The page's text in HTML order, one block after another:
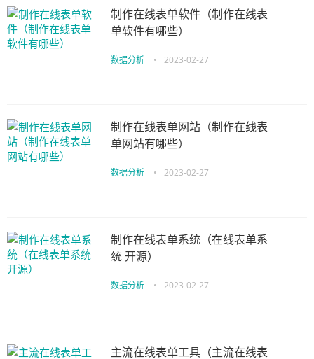
制作在线表单软件（制作在线表
单软件有哪些）
数据分析 • 2023-02-27
制作在线表单网站（制作在线表
单网站有哪些）
数据分析 • 2023-02-27
制作在线表单系统（在线表单系
统 开源）
数据分析 • 2023-02-27
主流在线表单工具（主流在线表